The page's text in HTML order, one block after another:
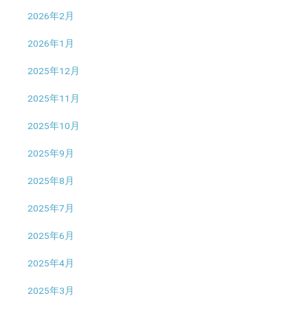
2026年2月
2026年1月
2025年12月
2025年11月
2025年10月
2025年9月
2025年8月
2025年7月
2025年6月
2025年4月
2025年3月